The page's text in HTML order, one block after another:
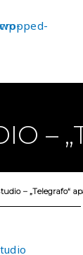
–
– „Telegrafo“